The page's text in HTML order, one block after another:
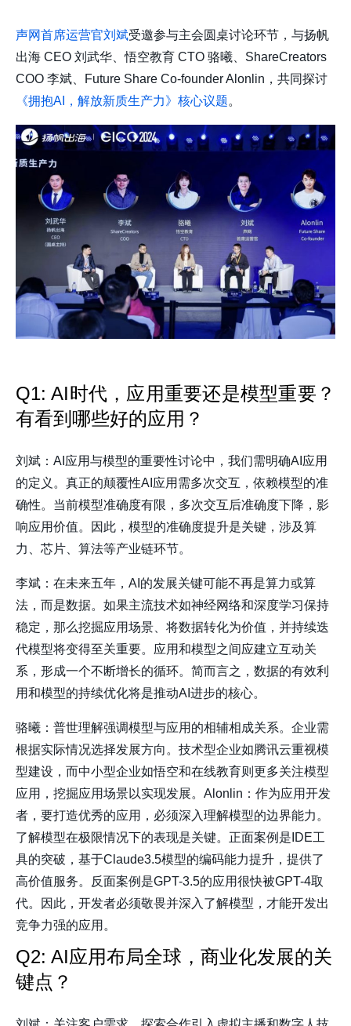
声网首席运营官刘斌受邀参与主会圆桌讨论环节，与扬帆
出海 CEO 刘武华、悟空教育 CTO 骆曦、ShareCreators
COO 李斌、Future Share Co-founder Alonlin，共同探讨
《拥抱AI，解放新质生产力》核心议题。
Q1: AI时代，应用重要还是模型重要？
有看到哪些好的应用？
刘斌：AI应用与模型的重要性讨论中，我们需明确AI应用
的定义。真正的颠覆性AI应用需多次交互，依赖模型的准
确性。当前模型准确度有限，多次交互后准确度下降，影
响应用价值。因此，模型的准确度提升是关键，涉及算
力、芯片、算法等产业链环节。
李斌：在未来五年，AI的发展关键可能不再是算力或算
法，而是数据。如果主流技术如神经网络和深度学习保持
稳定，那么挖掘应用场景、将数据转化为价值，并持续迭
代模型将变得至关重要。应用和模型之间应建立互动关
系，形成一个不断增长的循环。简而言之，数据的有效利
用和模型的持续优化将是推动AI进步的核心。
骆曦：普世理解强调模型与应用的相辅相成关系。企业需
根据实际情况选择发展方向。技术型企业如腾讯云重视模
型建设，而中小型企业如悟空和在线教育则更多关注模型
应用，挖掘应用场景以实现发展。Alonlin：作为应用开发
者，要打造优秀的应用，必须深入理解模型的边界能力。
了解模型在极限情况下的表现是关键。正面案例是IDE工
具的突破，基于Claude3.5模型的编码能力提升，提供了
高价值服务。反面案例是GPT-3.5的应用很快被GPT-4取
代。因此，开发者必须敬畏并深入了解模型，才能开发出
竞争力强的应用。
Q2: AI应用布局全球，商业化发展的关
键点？